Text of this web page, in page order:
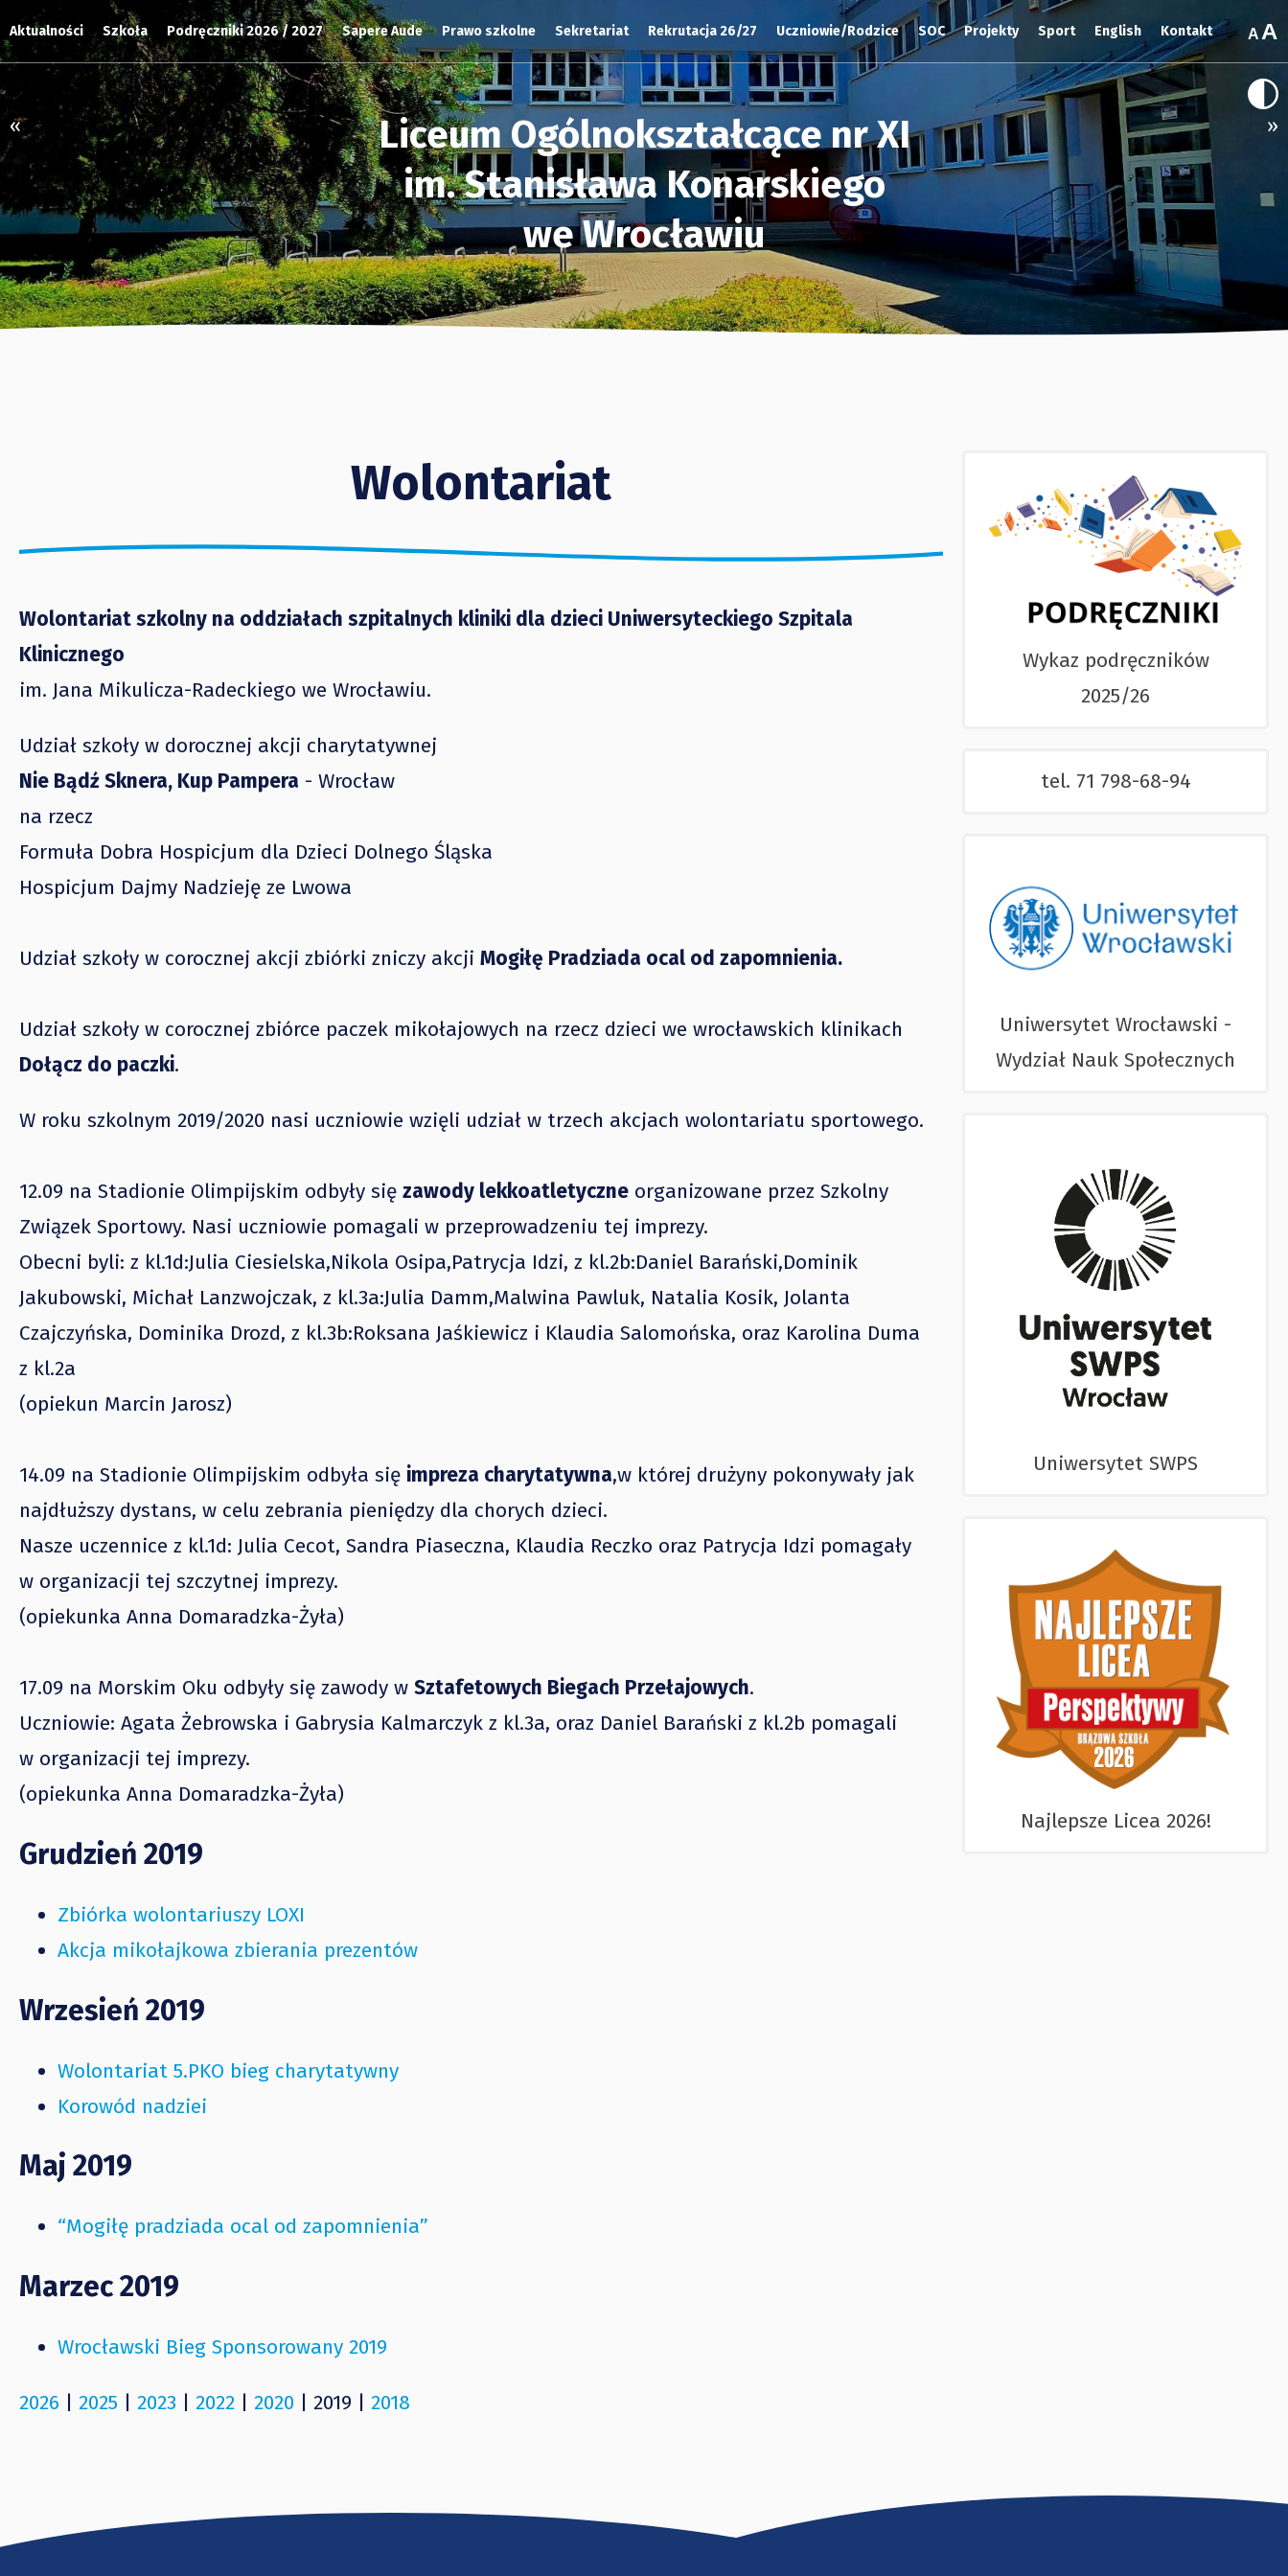
Liceum Ogólnokształcące nr XI
im. Stanisława Konarskiego
we Wrocławiu
« »
Aktualności Szkoła Podręczniki 2026 / 2027 Sapere Aude Prawo szkolne Sekretariat Rekrutacja 26/27 Uczniowie/Rodzice SOC Projekty Sport English Kontakt
Wolontariat
Wolontariat szkolny na oddziałach szpitalnych kliniki dla dzieci Uniwersyteckiego Szpitala
Klinicznego
im. Jana Mikulicza-Radeckiego we Wrocławiu.
Udział szkoły w dorocznej akcji charytatywnej
Nie Bądź Sknera, Kup Pampera - Wrocław
na rzecz
Formuła Dobra Hospicjum dla Dzieci Dolnego Śląska
Hospicjum Dajmy Nadzieję ze Lwowa
Udział szkoły w corocznej akcji zbiórki zniczy akcji Mogiłę Pradziada ocal od zapomnienia.
Udział szkoły w corocznej zbiórce paczek mikołajowych na rzecz dzieci we wrocławskich klinikach
Dołącz do paczki.
W roku szkolnym 2019/2020 nasi uczniowie wzięli udział w trzech akcjach wolontariatu sportowego.
12.09 na Stadionie Olimpijskim odbyły się zawody lekkoatletyczne organizowane przez Szkolny
Związek Sportowy. Nasi uczniowie pomagali w przeprowadzeniu tej imprezy.
Obecni byli: z kl.1d:Julia Ciesielska,Nikola Osipa,Patrycja Idzi, z kl.2b:Daniel Barański,Dominik
Jakubowski, Michał Lanzwojczak, z kl.3a:Julia Damm,Malwina Pawluk, Natalia Kosik, Jolanta
Czajczyńska, Dominika Drozd, z kl.3b:Roksana Jaśkiewicz i Klaudia Salomońska, oraz Karolina Duma
z kl.2a
(opiekun Marcin Jarosz)
14.09 na Stadionie Olimpijskim odbyła się impreza charytatywna,w której drużyny pokonywały jak
najdłuższy dystans, w celu zebrania pieniędzy dla chorych dzieci.
Nasze uczennice z kl.1d: Julia Cecot, Sandra Piaseczna, Klaudia Reczko oraz Patrycja Idzi pomagały
w organizacji tej szczytnej imprezy.
(opiekunka Anna Domaradzka-Żyła)
17.09 na Morskim Oku odbyły się zawody w Sztafetowych Biegach Przełajowych.
Uczniowie: Agata Żebrowska i Gabrysia Kalmarczyk z kl.3a, oraz Daniel Barański z kl.2b pomagali
w organizacji tej imprezy.
(opiekunka Anna Domaradzka-Żyła)
Grudzień 2019
Zbiórka wolontariuszy LOXI
Akcja mikołajkowa zbierania prezentów
Wrzesień 2019
Wolontariat 5.PKO bieg charytatywny
Korowód nadziei
Maj 2019
“Mogiłę pradziada ocal od zapomnienia”
Marzec 2019
Wrocławski Bieg Sponsorowany 2019
2026 2025 2023 2022 2020 | 2019 | 2018
Wykaz podręczników
2025/26
tel. 71 798-68-94
Uniwersytet Wrocławski -
Wydział Nauk Społecznych
Uniwersytet SWPS
Najlepsze Licea 2026!